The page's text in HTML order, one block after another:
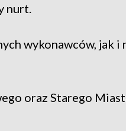
nurt.
wykonawców, jak i
oraz Starego